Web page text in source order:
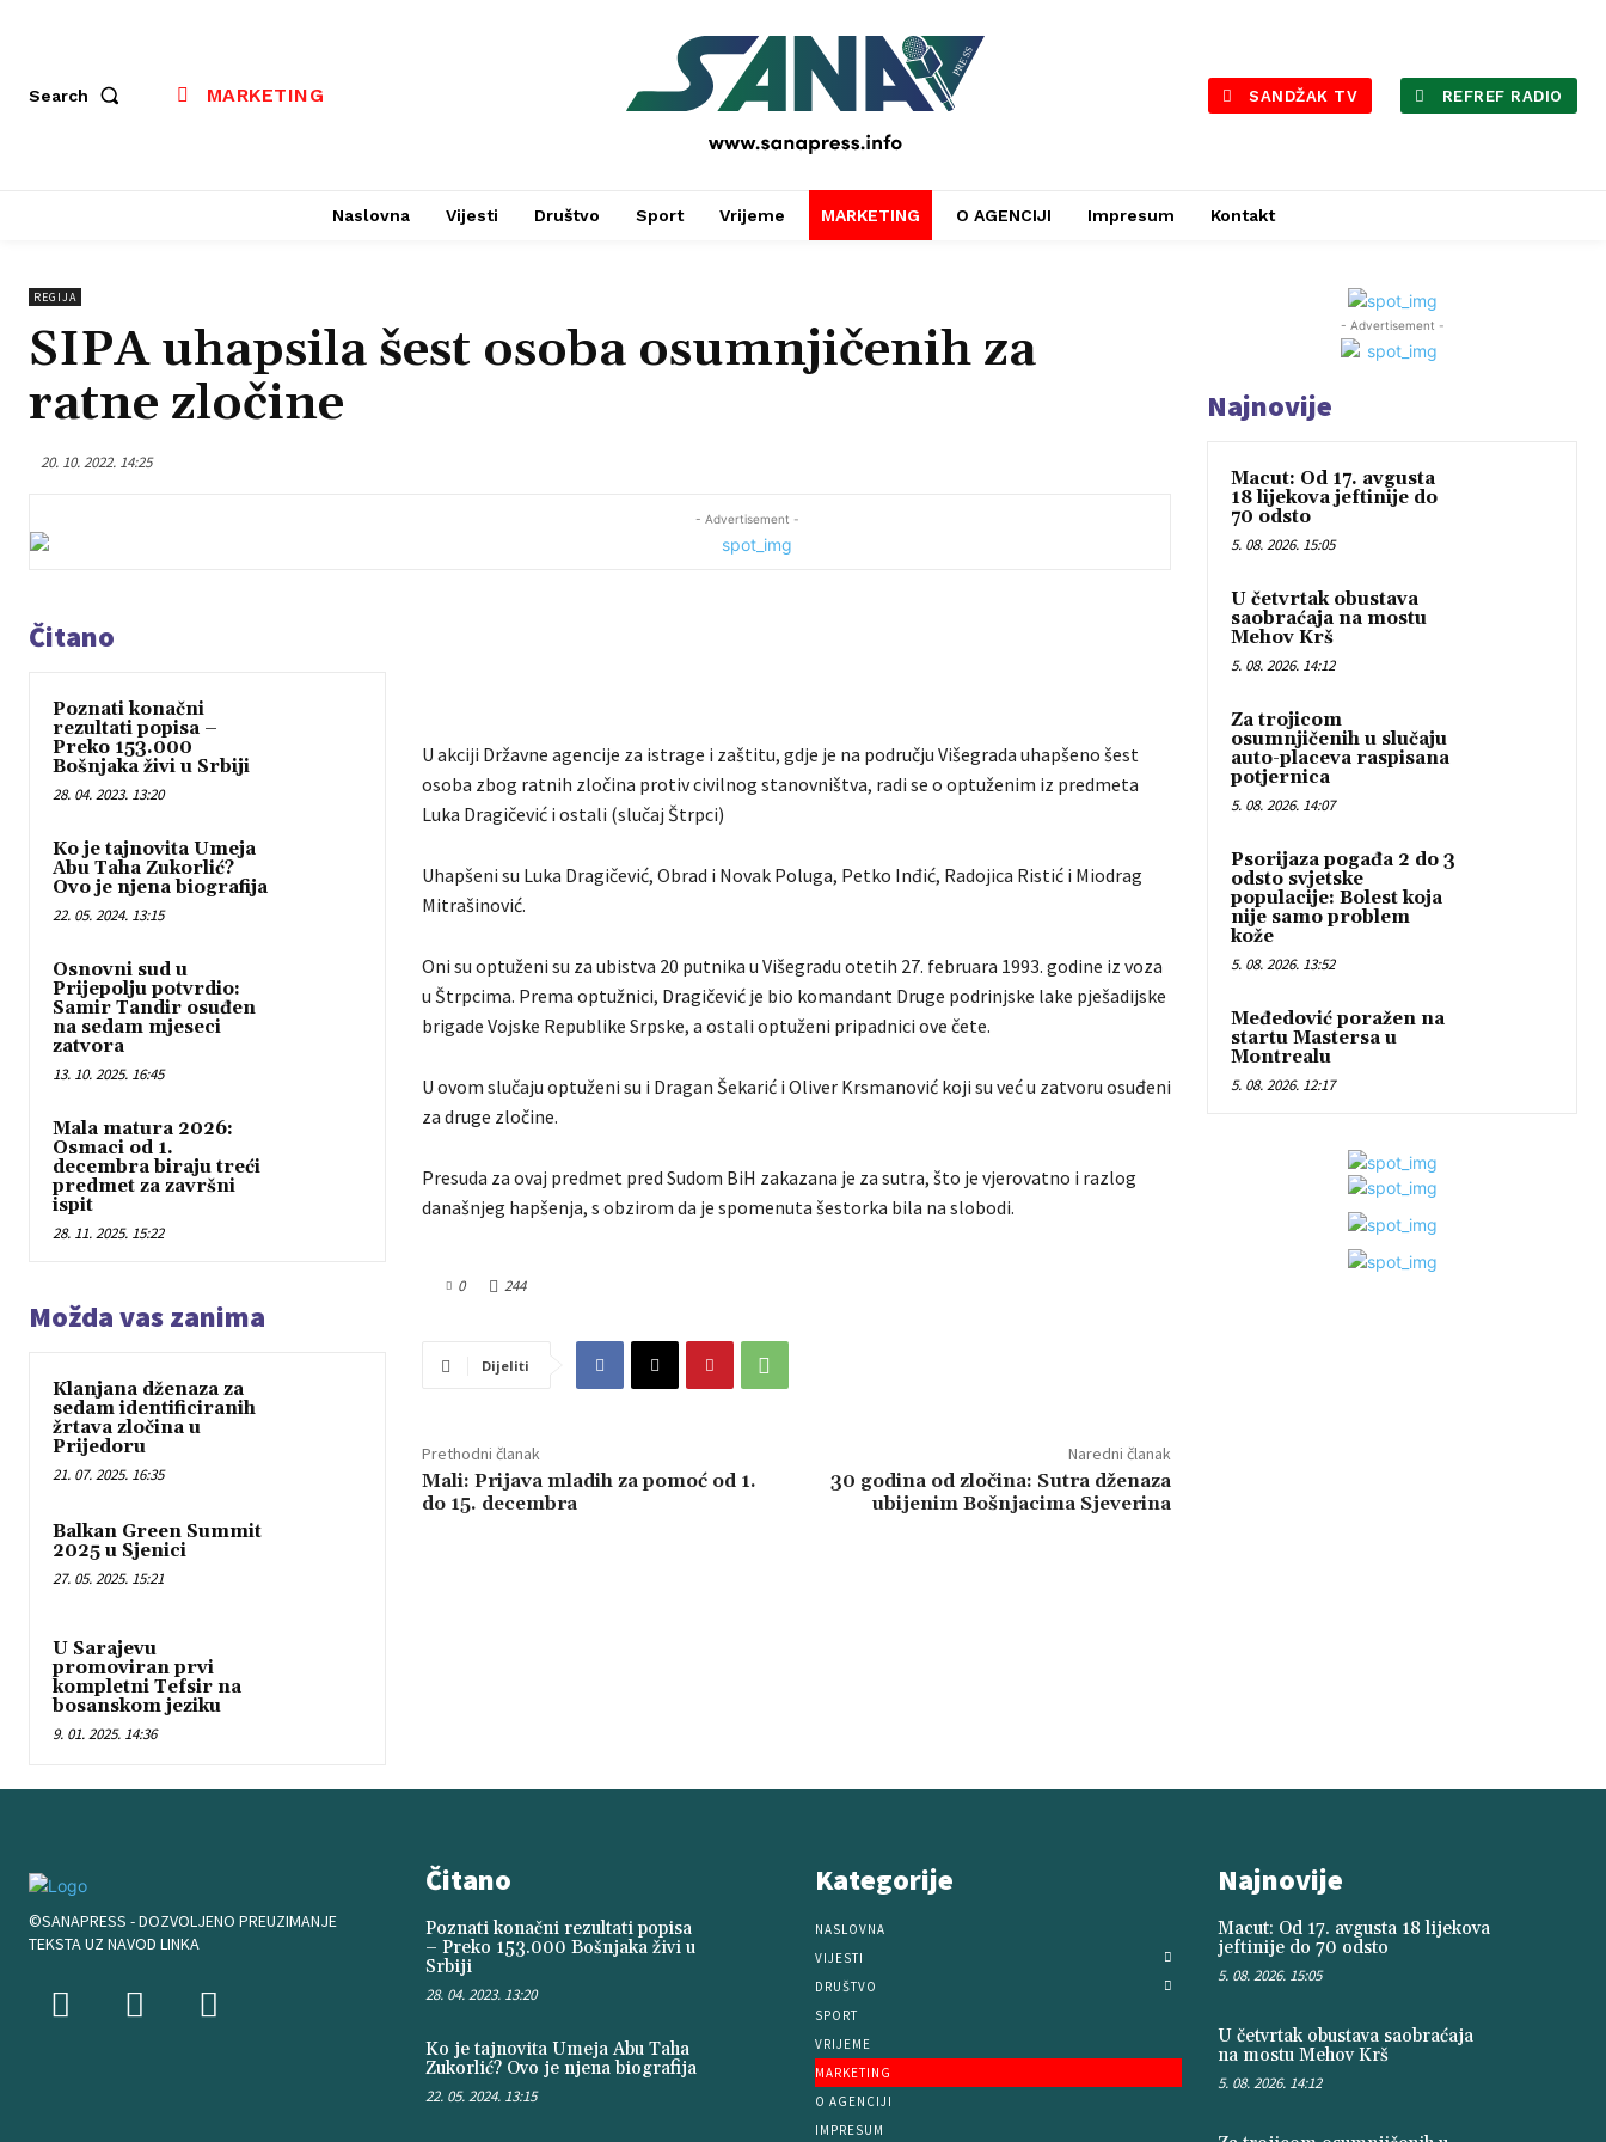
Search MARKETING
PRESS
SANDŽAK TV REFREF RADIO
Naslovna Vijesti Društvo Sport Vrijeme MARKETING O AGENCIJI Impresum Kontakt
REGIJA
SIPA uhapsila šest osoba osumnjičenih za
ratne zločine
20. 10. 2022. 14:25
- Advertisement -
Čitano
Poznati konačni
rezultati popisa –
Preko 153.000
Bošnjaka živi u Srbiji
28. 04. 2023. 13:20
Ko je tajnovita Umeja
Abu Taha Zukorlić?
Ovo je njena biografija
22. 05. 2024. 13:15
Osnovni sud u
Prijepolju potvrdio:
Samir Tandir osuđen
na sedam mjeseci
zatvora
13. 10. 2025. 16:45
Mala matura 2026:
Osmaci od 1.
decembra biraju treći
predmet za završni
ispit
28. 11. 2025. 15:22
Možda vas zanima
Klanjana dženaza za
sedam identificiranih
žrtava zločina u
Prijedoru
21. 07. 2025. 16:35
Balkan Green Summit
2025 u Sjenici
27. 05. 2025. 15:21
U Sarajevu
promoviran prvi
kompletni Tefsir na
bosanskom jeziku
9. 01. 2025. 14:36
U akciji Državne agencije za istrage i zaštitu, gdje je na području Višegrada uhapšeno šest
osoba zbog ratnih zločina protiv civilnog stanovništva, radi se o optuženim iz predmeta
Luka Dragičević i ostali (slučaj Štrpci)
Uhapšeni su Luka Dragičević, Obrad i Novak Poluga, Petko Inđić, Radojica Ristić i Miodrag
Mitrašinović.
Oni su optuženi su za ubistva 20 putnika u Višegradu otetih 27. februara 1993. godine iz voza
u Štrpcima. Prema optužnici, Dragičević je bio komandant Druge podrinjske lake pješadijske
brigade Vojske Republike Srpske, a ostali optuženi pripadnici ove čete.
U ovom slučaju optuženi su i Dragan Šekarić i Oliver Krsmanović koji su već u zatvoru osuđeni
za druge zločine.
Presuda za ovaj predmet pred Sudom BiH zakazana je za sutra, što je vjerovatno i razlog
današnjeg hapšenja, s obzirom da je spomenuta šestorka bila na slobodi.
0 244
Dijeliti
Prethodni članak
Mali: Prijava mladih za pomoć od 1.
do 15. decembra
Naredni članak
30 godina od zločina: Sutra dženaza
ubijenim Bošnjacima Sjeverina
- Advertisement -
Najnovije
Macut: Od 17. avgusta
18 lijekova jeftinije do
70 odsto
5. 08. 2026. 15:05
U četvrtak obustava
saobraćaja na mostu
Mehov Krš
5. 08. 2026. 14:12
Za trojicom
osumnjičenih u slučaju
auto-placeva raspisana
potjernica
5. 08. 2026. 14:07
Psorijaza pogađa 2 do 3
odsto svjetske
populacije: Bolest koja
nije samo problem
kože
5. 08. 2026. 13:52
Međedović poražen na
startu Mastersa u
Montrealu
5. 08. 2026. 12:17
©SANAPRESS - DOZVOLJENO PREUZIMANJE
TEKSTA UZ NAVOD LINKA
Čitano
Poznati konačni rezultati popisa
– Preko 153.000 Bošnjaka živi u
Srbiji
28. 04. 2023. 13:20
Ko je tajnovita Umeja Abu Taha
Zukorlić? Ovo je njena biografija
22. 05. 2024. 13:15
Kategorije
NASLOVNA
VIJESTI
DRUŠTVO
SPORT
VRIJEME
MARKETING
O AGENCIJI
IMPRESUM
Najnovije
Macut: Od 17. avgusta 18 lijekova
jeftinije do 70 odsto
5. 08. 2026. 15:05
U četvrtak obustava saobraćaja
na mostu Mehov Krš
5. 08. 2026. 14:12